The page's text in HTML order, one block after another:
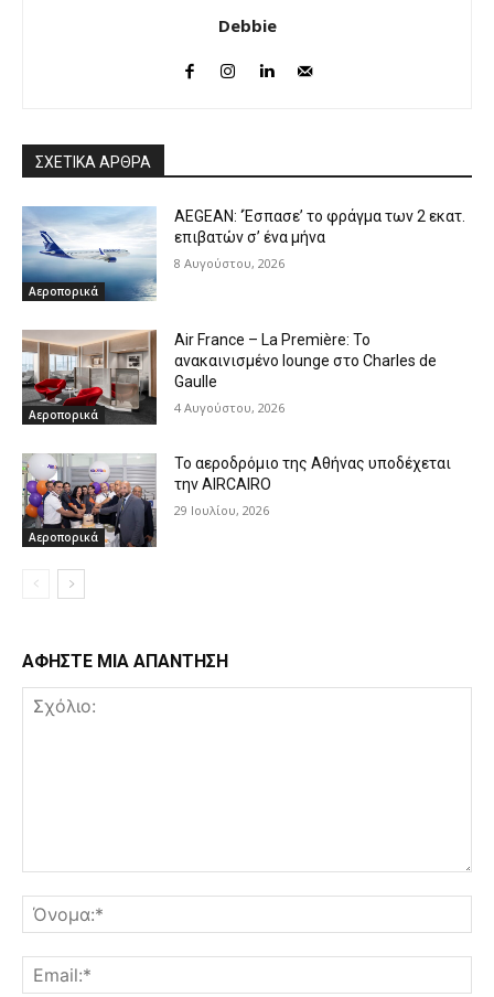
Debbie
ΣΧΕΤΙΚΑ ΑΡΘΡΑ
Αεροπορικά
AEGEAN: ‘Έσπασε’ το φράγμα των 2 εκατ.
επιβατών σ’ ένα μήνα
8 Αυγούστου, 2026
Αεροπορικά
Air France – La Première: Το
ανακαινισμένο lounge στο Charles de
Gaulle
4 Αυγούστου, 2026
Αεροπορικά
Το αεροδρόμιο της Αθήνας υποδέχεται
την AIRCAIRO
29 Ιουλίου, 2026
ΑΦΗΣΤΕ ΜΙΑ ΑΠΑΝΤΗΣΗ